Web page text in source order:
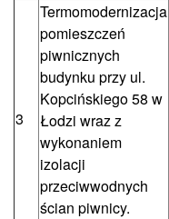
3
Termomodernizacja
pomieszczeń
piwnicznych
budynku przy ul.
Kopcińskiego 58 w
Łodzi wraz z
wykonaniem
izolacji
przeciwwodnych
ścian piwnicy.